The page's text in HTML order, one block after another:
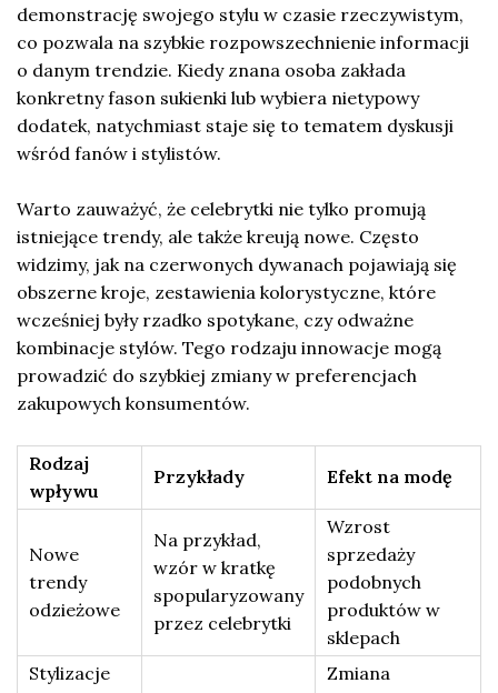
demonstrację swojego stylu w czasie rzeczywistym,
co pozwala na szybkie rozpowszechnienie informacji
o danym trendzie. Kiedy znana osoba zakłada
konkretny fason sukienki lub wybiera nietypowy
dodatek, natychmiast staje się to tematem dyskusji
wśród fanów i stylistów.
Warto zauważyć, że celebrytki nie tylko promują
istniejące trendy, ale także kreują nowe. Często
widzimy, jak na czerwonych dywanach pojawiają się
obszerne kroje, zestawienia kolorystyczne, które
wcześniej były rzadko spotykane, czy odważne
kombinacje stylów. Tego rodzaju innowacje mogą
prowadzić do szybkiej zmiany w preferencjach
zakupowych konsumentów.
Rodzaj
wpływu
Przykłady Efekt na modę
Nowe
trendy
odzieżowe
Na przykład,
wzór w kratkę
spopularyzowany
przez celebrytki
Wzrost
sprzedaży
podobnych
produktów w
sklepach
Stylizacje
Zmiana